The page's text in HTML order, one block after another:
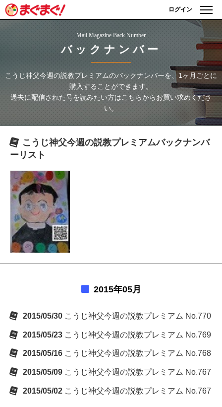
ログイン
Mail Magazine Back Number
バックナンバー
こうじ神父今週の説教プレミアムのバックナンバーを、1ヶ月ごとに
購入することができます。
過去に配信された号を読みたい方はこちらからお買い求めくださ
い。
こうじ神父今週の説教プレミアムバックナンバ
ーリスト
2015年05月
2015/05/30 こうじ神父今週の説教プレミアム No.770
2015/05/23 こうじ神父今週の説教プレミアム No.769
2015/05/16 こうじ神父今週の説教プレミアム No.768
2015/05/09 こうじ神父今週の説教プレミアム No.767
2015/05/02 こうじ神父今週の説教プレミアム No.767